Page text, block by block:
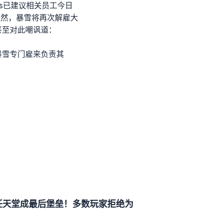
建议相关员工今日
，暴雪将再次解雇大
对此嘲讽道：
专门雇来负责其
天堂成最后堡垒！多数玩家拒绝为